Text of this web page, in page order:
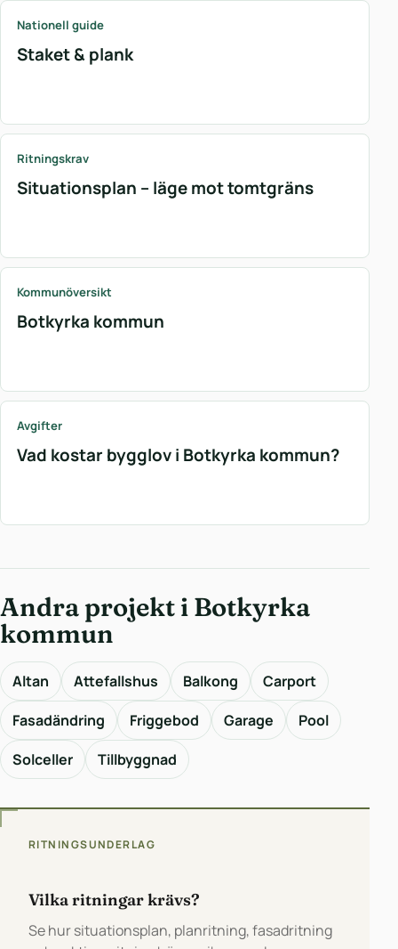
Nationell guide
Staket & plank
Ritningskrav
Situationsplan – läge mot tomtgräns
Kommunöversikt
Botkyrka kommun
Avgifter
Vad kostar bygglov i Botkyrka kommun?
Andra projekt i Botkyrka
kommun
Altan Attefallshus Balkong
Carport
Fasadändring
Friggebod Garage
Pool
Solceller
Tillbyggnad
RITNINGSUNDERLAG
Vilka ritningar krävs?
Se hur situationsplan, planritning, fasadritning